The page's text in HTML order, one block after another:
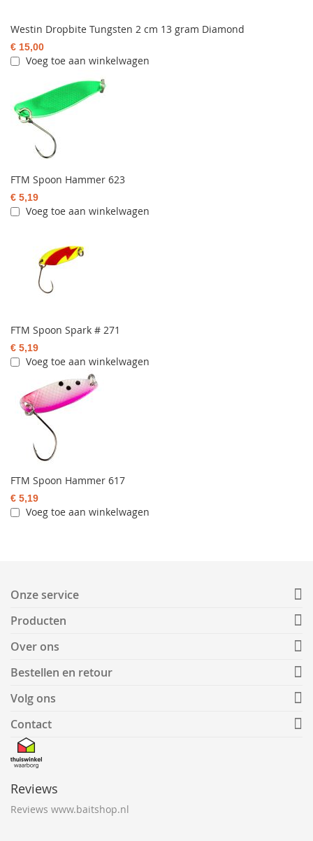
Westin Dropbite Tungsten 2 cm 13 gram Diamond
€ 15,00
Voeg toe aan winkelwagen
FTM Spoon Hammer 623
€ 5,19
Voeg toe aan winkelwagen
FTM Spoon Spark # 271
€ 5,19
Voeg toe aan winkelwagen
FTM Spoon Hammer 617
€ 5,19
Voeg toe aan winkelwagen
Onze service
Producten
Over ons
Bestellen en retour
Volg ons
Contact
Reviews
Reviews www.baitshop.nl